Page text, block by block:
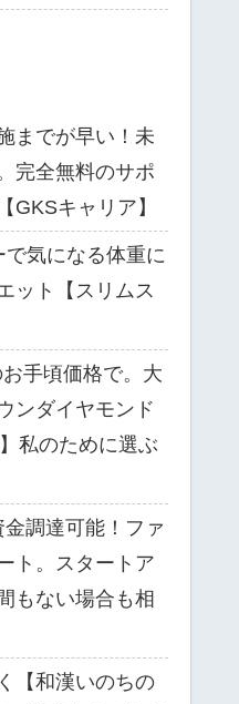
までが早い！未
完全無料のサポ
GKSキャリア】
気になる体重に
ット【スリムス
手頃価格で。大
ンダイヤモンド
私のために選ぶ
調達可能！ファ
ト。スタートア
もない場合も相
【和漢いのちの